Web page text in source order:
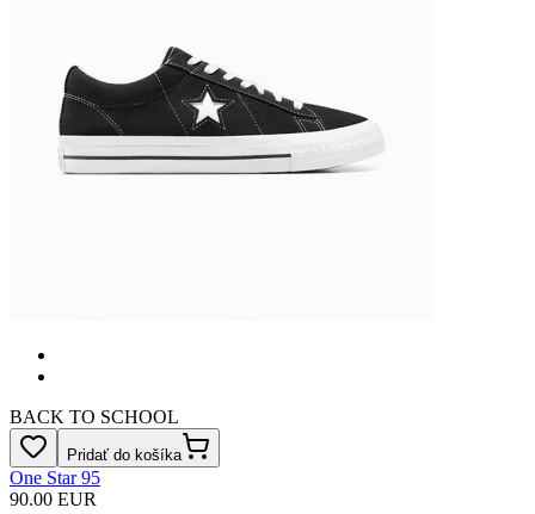
BACK TO SCHOOL
Pridať do košíka
One Star 95
90.00 EUR